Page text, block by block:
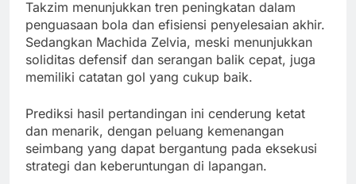
Takzim menunjukkan tren peningkatan dalam
penguasaan bola dan efisiensi penyelesaian akhir.
Sedangkan Machida Zelvia, meski menunjukkan
soliditas defensif dan serangan balik cepat, juga
memiliki catatan gol yang cukup baik.
Prediksi hasil pertandingan ini cenderung ketat
dan menarik, dengan peluang kemenangan
seimbang yang dapat bergantung pada eksekusi
strategi dan keberuntungan di lapangan.